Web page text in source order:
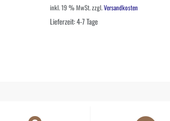
inkl. 19 % MwSt.zzgl.Versandkosten
Lieferzeit:4-7 Tage